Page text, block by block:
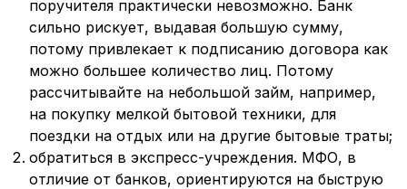
поручителя практически невозможно. Банк
сильно рискует, выдавая большую сумму,
потому привлекает к подписанию договора как
можно большее количество лиц. Потому
рассчитывайте на небольшой займ, например,
на покупку мелкой бытовой техники, для
поездки на отдых или на другие бытовые траты;
обратиться в экспресс-учреждения. МФО, в
отличие от банков, ориентируются на быструю